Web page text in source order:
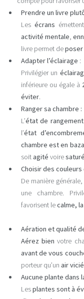
Prendre un livre
Les écrans
activité mentale ,
livre permet de
Adapter l’éclairage :
Privilégier un
inférieure ou égale à
éviter.
Ranger sa chambre :
L’état de rangement
l’état
chambre est en
soitagité voiresaturé
Choisir des couleurs
De manière
une chambre.
favorisent lecalme,
Aération et qualité
Aérez bien votre
avant de vous
porteur qu’un air
Aucune plante dans
Lesplantes sont à